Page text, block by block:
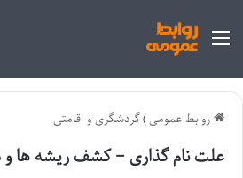
منو
روابط عمومی)گردشگری و اقامتی
علت نام گذاری – کشف ریشه ها و